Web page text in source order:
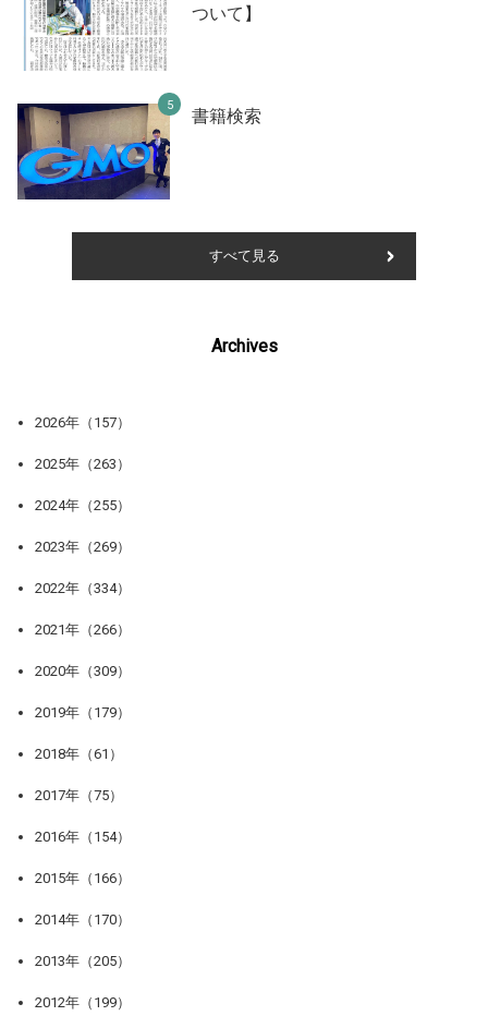
ついて】
書籍検索
すべて見る
Archives
2026年（157）
2025年（263）
2024年（255）
2023年（269）
2022年（334）
2021年（266）
2020年（309）
2019年（179）
2018年（61）
2017年（75）
2016年（154）
2015年（166）
2014年（170）
2013年（205）
2012年（199）